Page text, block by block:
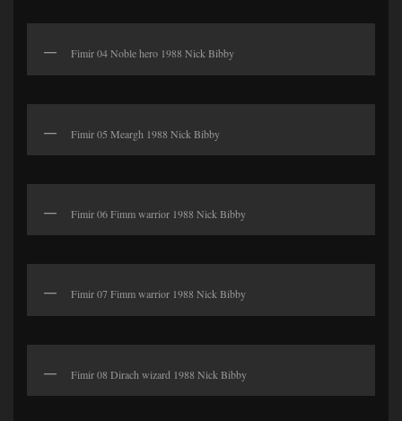
Fimir 04 Noble hero 1988 Nick Bibby
Fimir 05 Meargh 1988 Nick Bibby
Fimir 06 Fimm warrior 1988 Nick Bibby
Fimir 07 Fimm warrior 1988 Nick Bibby
Fimir 08 Dirach wizard 1988 Nick Bibby